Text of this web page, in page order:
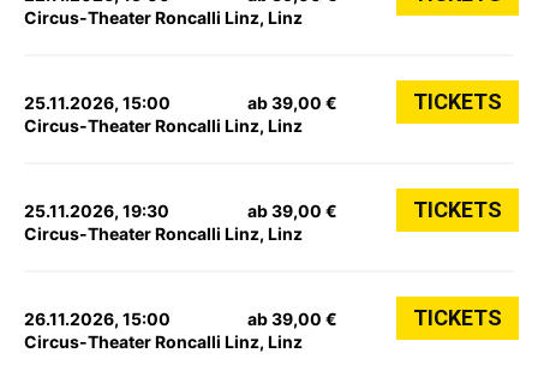
Circus-Theater Roncalli Linz, Linz
25.11.2026, 15:00
Circus-Theater Roncalli Linz, Linz
ab 39,00 € TICKETS
25.11.2026, 19:30
Circus-Theater Roncalli Linz, Linz
ab 39,00 € TICKETS
26.11.2026, 15:00
Circus-Theater Roncalli Linz, Linz
ab 39,00 € TICKETS